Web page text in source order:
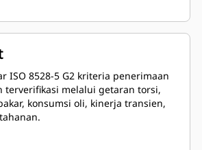
ISO 8528-5 G2 kriteria penerimaan
terverifikasi melalui getaran torsi,
konsumsi oli, kinerja transien,